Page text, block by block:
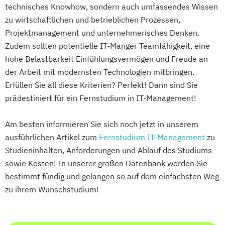
Fußballtraining und -management
(Professionell)
Führungsmanagement
Führungspsychologie
Führungspsychologie und -management
Gesundheit Ernährung und Psychologie
Gesundheitsmanagement
Gesundheitsmanagement
Gesundheitsmanagement
Gesundheitspsychologie
Golf (Mentales)
Golf-Management
Golf-Management (Internationales)
technisches Knowhow, sondern auch umfassendes Wissen
zu wirtschaftlichen und betrieblichen Prozessen,
Projektmanagement und unternehmerisches Denken.
Zudem sollten potentielle IT-Manger Teamfähigkeit, eine
hohe Belastbarkeit Einfühlungsvermögen und Freude an
der Arbeit mit modernsten Technologien mitbringen.
Erfüllen Sie all diese Kriterien? Perfekt! Dann sind Sie
prädestiniert für ein Fernstudium in IT-Management!
Am besten informieren Sie sich noch jetzt in unserem
ausführlichen Artikel zum Fernstudium IT-Management zu
Studieninhalten, Anforderungen und Ablauf des Studiums
sowie Kosten! In unserer großen Datenbank werden Sie
bestimmt fündig und gelangen so auf dem einfachsten Weg
zu ihrem Wunschstudium!